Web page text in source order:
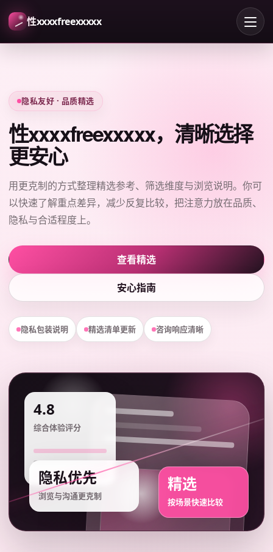
性xxxxfreexxxxx
隐私友好 · 品质精选
性xxxxfreexxxxx，清晰选择
更安心
用更克制的方式整理精选参考、筛选维度与浏览说明。你可
以快速了解重点差异，减少反复比较，把注意力放在品质、
隐私与合适程度上。
查看精选
安心指南
隐私包装说明 精选清单更新 咨询响应清晰
4.8
综合体验评分
隐私优先
浏览与沟通更克制
精选
按场景快速比较